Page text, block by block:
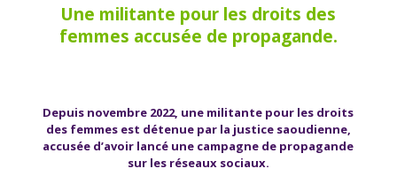
Une militante pour les droits des
femmes accusée de propagande.
Depuis novembre 2022, une militante pour les droits
des femmes est détenue par la justice saoudienne,
accusée d’avoir lancé une campagne de propagande
sur les réseaux sociaux.